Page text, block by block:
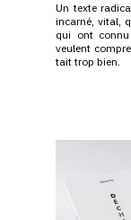
Un texte
incarné, vital,
qui ont
veulent
tait trop bien.